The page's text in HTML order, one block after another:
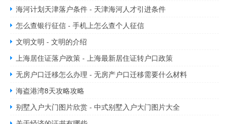
海河计划天津落户条件 - 天津海河人才引进条件
怎么查银行征信 - 手机上怎么查个人征信
文明文明 - 文明的介绍
上海居住证落户政策 - 上海最新居住证转户口政策
无房户口迁移怎么办理 - 无房产户口迁移需要什么材料
海盗港湾8天攻略攻略
别墅入户大门图片欣赏 - 中式别墅入户大门图片大全